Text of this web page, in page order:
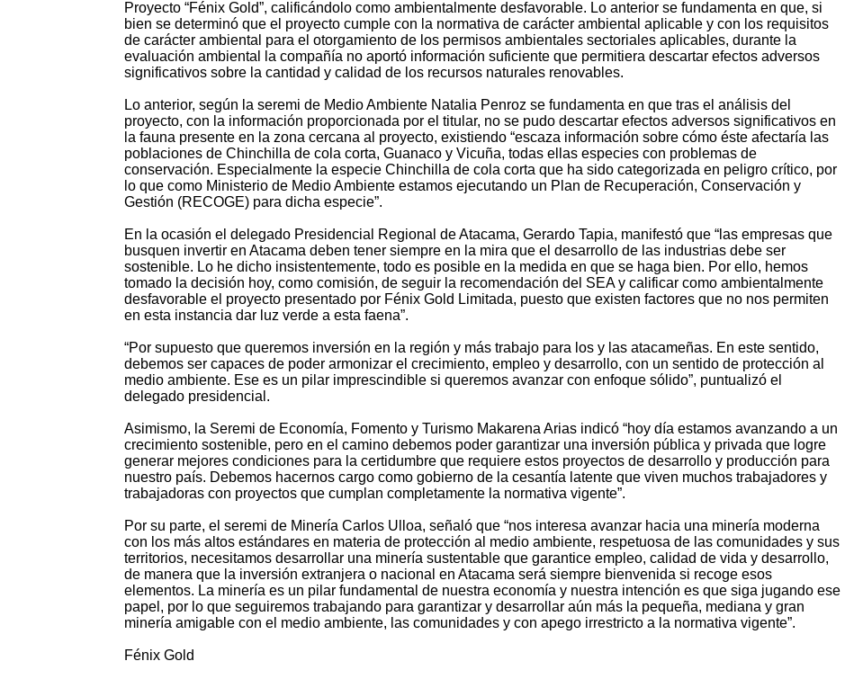
Proyecto “Fénix Gold”, calificándolo como ambientalmente desfavorable. Lo anterior se fundamenta en que, si
bien se determinó que el proyecto cumple con la normativa de carácter ambiental aplicable y con los requisitos
de carácter ambiental para el otorgamiento de los permisos ambientales sectoriales aplicables, durante la
evaluación ambiental la compañía no aportó información suficiente que permitiera descartar efectos adversos
significativos sobre la cantidad y calidad de los recursos naturales renovables.
Lo anterior, según la seremi de Medio Ambiente Natalia Penroz se fundamenta en que tras el análisis del
proyecto, con la información proporcionada por el titular, no se pudo descartar efectos adversos significativos en
la fauna presente en la zona cercana al proyecto, existiendo “escaza información sobre cómo éste afectaría las
poblaciones de Chinchilla de cola corta, Guanaco y Vicuña, todas ellas especies con problemas de
conservación. Especialmente la especie Chinchilla de cola corta que ha sido categorizada en peligro crítico, por
lo que como Ministerio de Medio Ambiente estamos ejecutando un Plan de Recuperación, Conservación y
Gestión (RECOGE) para dicha especie”.
En la ocasión el delegado Presidencial Regional de Atacama, Gerardo Tapia, manifestó que “las empresas que
busquen invertir en Atacama deben tener siempre en la mira que el desarrollo de las industrias debe ser
sostenible. Lo he dicho insistentemente, todo es posible en la medida en que se haga bien. Por ello, hemos
tomado la decisión hoy, como comisión, de seguir la recomendación del SEA y calificar como ambientalmente
desfavorable el proyecto presentado por Fénix Gold Limitada, puesto que existen factores que no nos permiten
en esta instancia dar luz verde a esta faena”.
“Por supuesto que queremos inversión en la región y más trabajo para los y las atacameñas. En este sentido,
debemos ser capaces de poder armonizar el crecimiento, empleo y desarrollo, con un sentido de protección al
medio ambiente. Ese es un pilar imprescindible si queremos avanzar con enfoque sólido”, puntualizó el
delegado presidencial.
Asimismo, la Seremi de Economía, Fomento y Turismo Makarena Arias indicó “hoy día estamos avanzando a un
crecimiento sostenible, pero en el camino debemos poder garantizar una inversión pública y privada que logre
generar mejores condiciones para la certidumbre que requiere estos proyectos de desarrollo y producción para
nuestro país. Debemos hacernos cargo como gobierno de la cesantía latente que viven muchos trabajadores y
trabajadoras con proyectos que cumplan completamente la normativa vigente”.
Por su parte, el seremi de Minería Carlos Ulloa, señaló que “nos interesa avanzar hacia una minería moderna
con los más altos estándares en materia de protección al medio ambiente, respetuosa de las comunidades y sus
territorios, necesitamos desarrollar una minería sustentable que garantice empleo, calidad de vida y desarrollo,
de manera que la inversión extranjera o nacional en Atacama será siempre bienvenida si recoge esos
elementos. La minería es un pilar fundamental de nuestra economía y nuestra intención es que siga jugando ese
papel, por lo que seguiremos trabajando para garantizar y desarrollar aún más la pequeña, mediana y gran
minería amigable con el medio ambiente, las comunidades y con apego irrestricto a la normativa vigente”.
Fénix Gold